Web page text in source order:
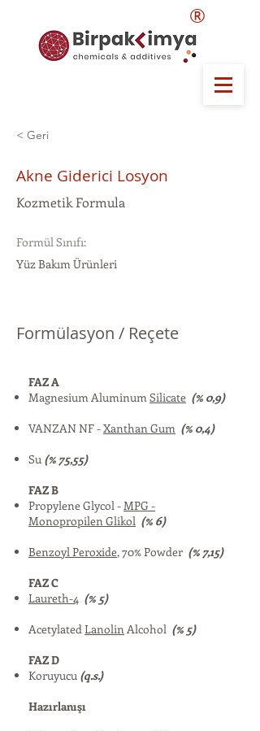
®
< Geri
Akne Giderici Losyon
Kozmetik Formula
Formül Sınıfı:
Yüz Bakım Ürünleri
Formülasyon / Reçete
FAZ A
Magnesium AluminumSilicate (% 0,9)
VANZAN NF -Xanthan Gum (% 0,4)
Su (% 75,55)
FAZ B
Propylene Glycol -MPG -
Monopropilen Glikol (% 6)
Benzoyl Peroxide, 70% Powder (% 7,15)
FAZ C
Laureth-4 (% 5)
AcetylatedLanolinAlcohol (% 5)
FAZ D
Koruyucu (q.s.)
Hazırlanışı